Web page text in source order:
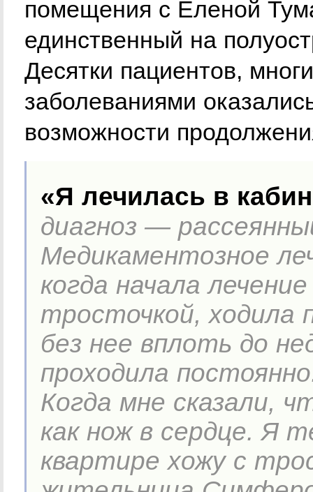
помещения с Еленой
единственный на
Десятки пациентов,
заболеваниями
возможности
«Я лечилась в
диагноз —
Медикаментозное
когда начала
тросточкой, ходила
без нее вплоть до
проходила
Когда мне сказали,
как нож в сердце. Я
квартире хожу с